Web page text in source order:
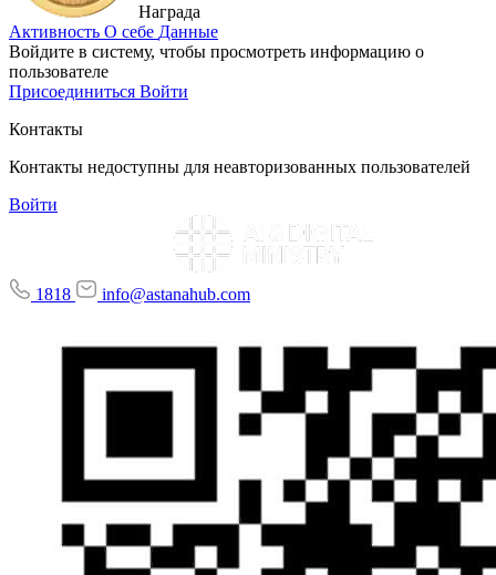
Награда
Активность О себе Данные
Войдите в систему, чтобы просмотреть информацию о
пользователе
Присоединиться Войти
Контакты
Контакты недоступны для неавторизованных пользователей
Войти
1818 info@astanahub.com